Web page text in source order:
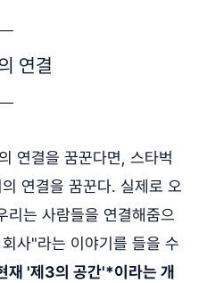
연결
연결을 꿈꾼다면, 스타벅
연결을 꿈꾼다. 실제로 오
리는 사람들을 연결해줌으
사"라는 이야기를 들을 수
재 '제3의 공간'*이라는 개